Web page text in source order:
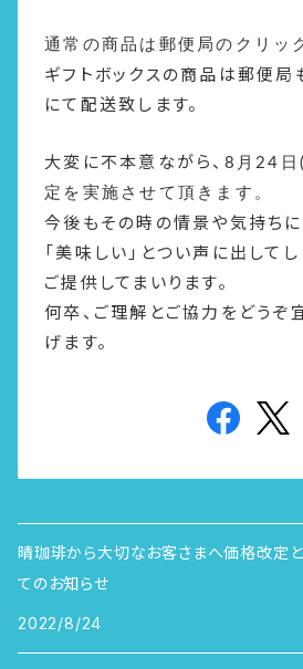
通常の商品は郵便局のクリッ
ギフトボックスの商品は郵便局
にて配送致します。
大変に不本意ながら、 8月24日
定を実施させて頂きます。
今後もその時の情景や気持ちに
「美味しい」とつい声に出して
ご提供してまいります。
何卒、ご理解とご協力をどうぞ
げます。
晴珈琲から大切なお客さまへ価格改定
てのお知らせ
2022/8/24